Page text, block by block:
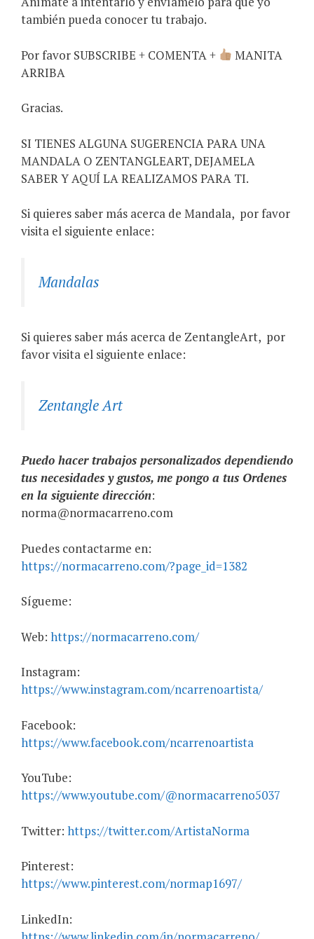
también pueda conocer tu trabajo.
Por favor SUBSCRIBE + COMENTA +
MANITA
ARRIBA
Gracias.
SI TIENES ALGUNA SUGERENCIA PARA UNA
MANDALA O ZENTANGLEART, DEJAMELA
SABER Y AQUÍ LA REALIZAMOS PARA TI.
Si quieres saber más acerca de Mandala, por favor
visita el siguiente enlace:
Mandalas
Si quieres saber más acerca de ZentangleArt, por
favor visita el siguiente enlace:
Zentangle Art
Puedo hacer trabajos personalizados dependiendo
tus necesidades y gustos, me pongo a tus Ordenes
en la siguiente dirección:
norma@normacarreno.com
Puedes contactarme en:
https://normacarreno.com/?page_id=1382
Sígueme:
Web: https://normacarreno.com/
Instagram:
https://www.instagram.com/ncarrenoartista/
Facebook:
https://www.facebook.com/ncarrenoartista
YouTube:
https://www.youtube.com/@normacarreno5037
Twitter: https://twitter.com/ArtistaNorma
Pinterest:
https://www.pinterest.com/normap1697/
LinkedIn: